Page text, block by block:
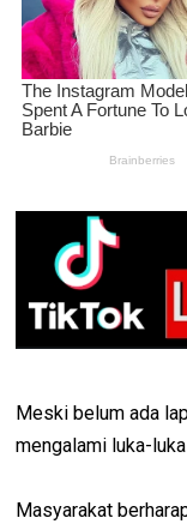
Meski belum ada
mengalami luka-
Masyarakat